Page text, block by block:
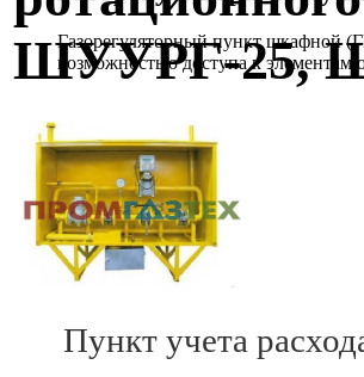
Газорегуляторный пункт
возможностью доступа к элементам
ШУУРГ-25,
Пункт учета